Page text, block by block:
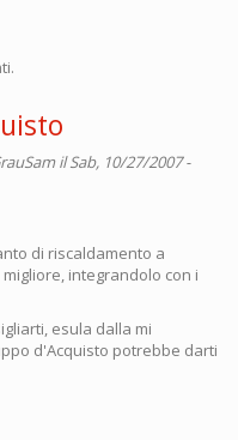
il Sab, 10/27/2007 -
di riscaldamento a
integrandolo con i
esula dalla mi
d'Acquisto potrebbe darti